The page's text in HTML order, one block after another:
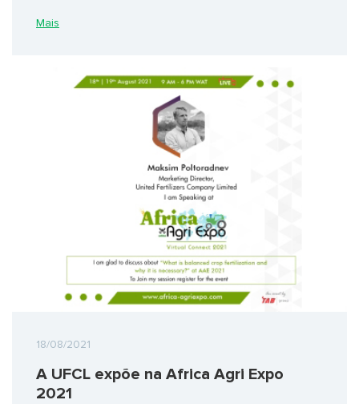
Mais
18/08/2021
A UFCL expõe na Africa Agri Expo
2021